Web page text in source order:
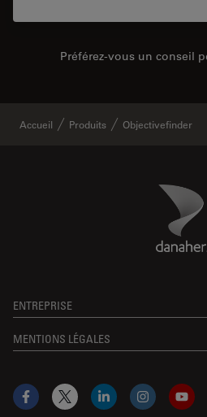
Préférez-vous un conseil
Accueil Produits Objectivefinder
ENTREPRISE
MENTIONS LÉGALES
Facebook
X LinkedInInstagram